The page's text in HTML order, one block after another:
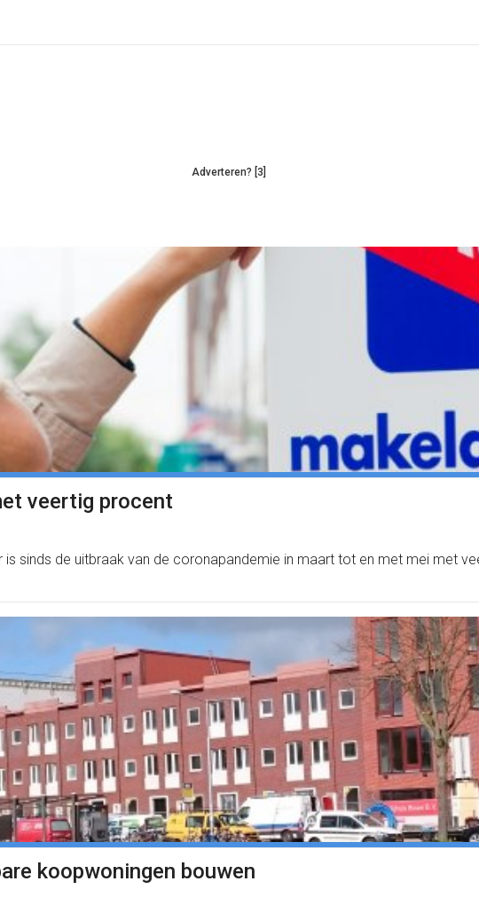
Adverteren? [3]
veertig procent
sinds de uitbraak van de coronapandemie in maart tot en met mei met
koopwoningen bouwen